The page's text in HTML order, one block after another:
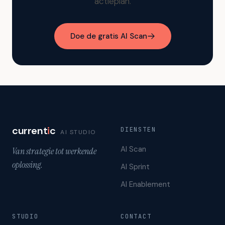
Doe de gratis AI Scan
currentic AI STUDIO
Van strategie tot werkende
oplossing.
DIENSTEN
AI Scan
AI Sprint
AI Enablement
STUDIO CONTACT